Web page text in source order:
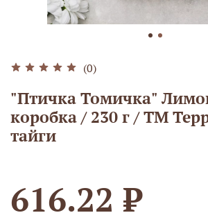
(0)
"Птичка Томичка"
коробка / 230 г / ТМ
тайги
616.22 ₽